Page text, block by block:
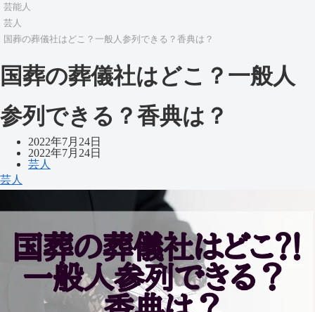
芸能人
芸人
国葬の葬儀社はどこ？一般人参列できる？香典は？
国葬の葬儀社はどこ？一般人
参列できる？香典は？
2022年7月24日
2022年7月24日
芸人
芸人